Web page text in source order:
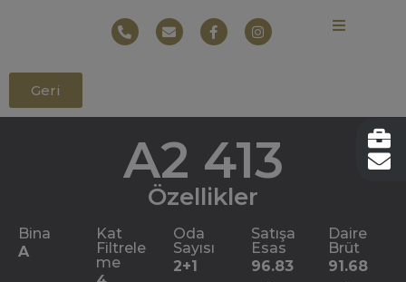
Geri
A2 413
Özellikler
Bina
A
Kat
Filtrele
me
Oda
Sayısı
2+1
Satışa
Esas
96.83
Daire
Brüt
91.68